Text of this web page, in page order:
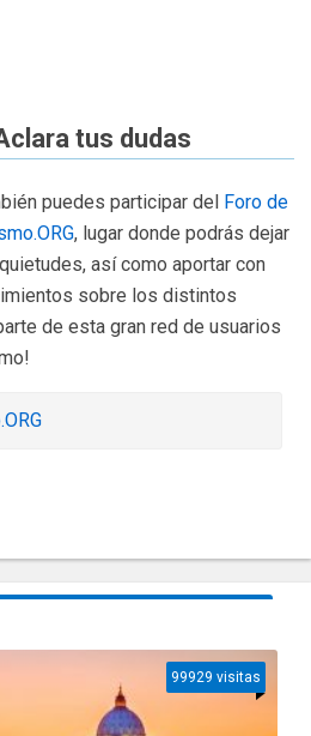
tus dudas
puedes participar del Foro de
, lugar donde podrás dejar
así como aportar con
sobre los distintos
de esta gran red de usuarios
99929 visitas